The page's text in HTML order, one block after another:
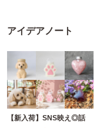
アイデアノート
【新入荷】SNS映え◎話